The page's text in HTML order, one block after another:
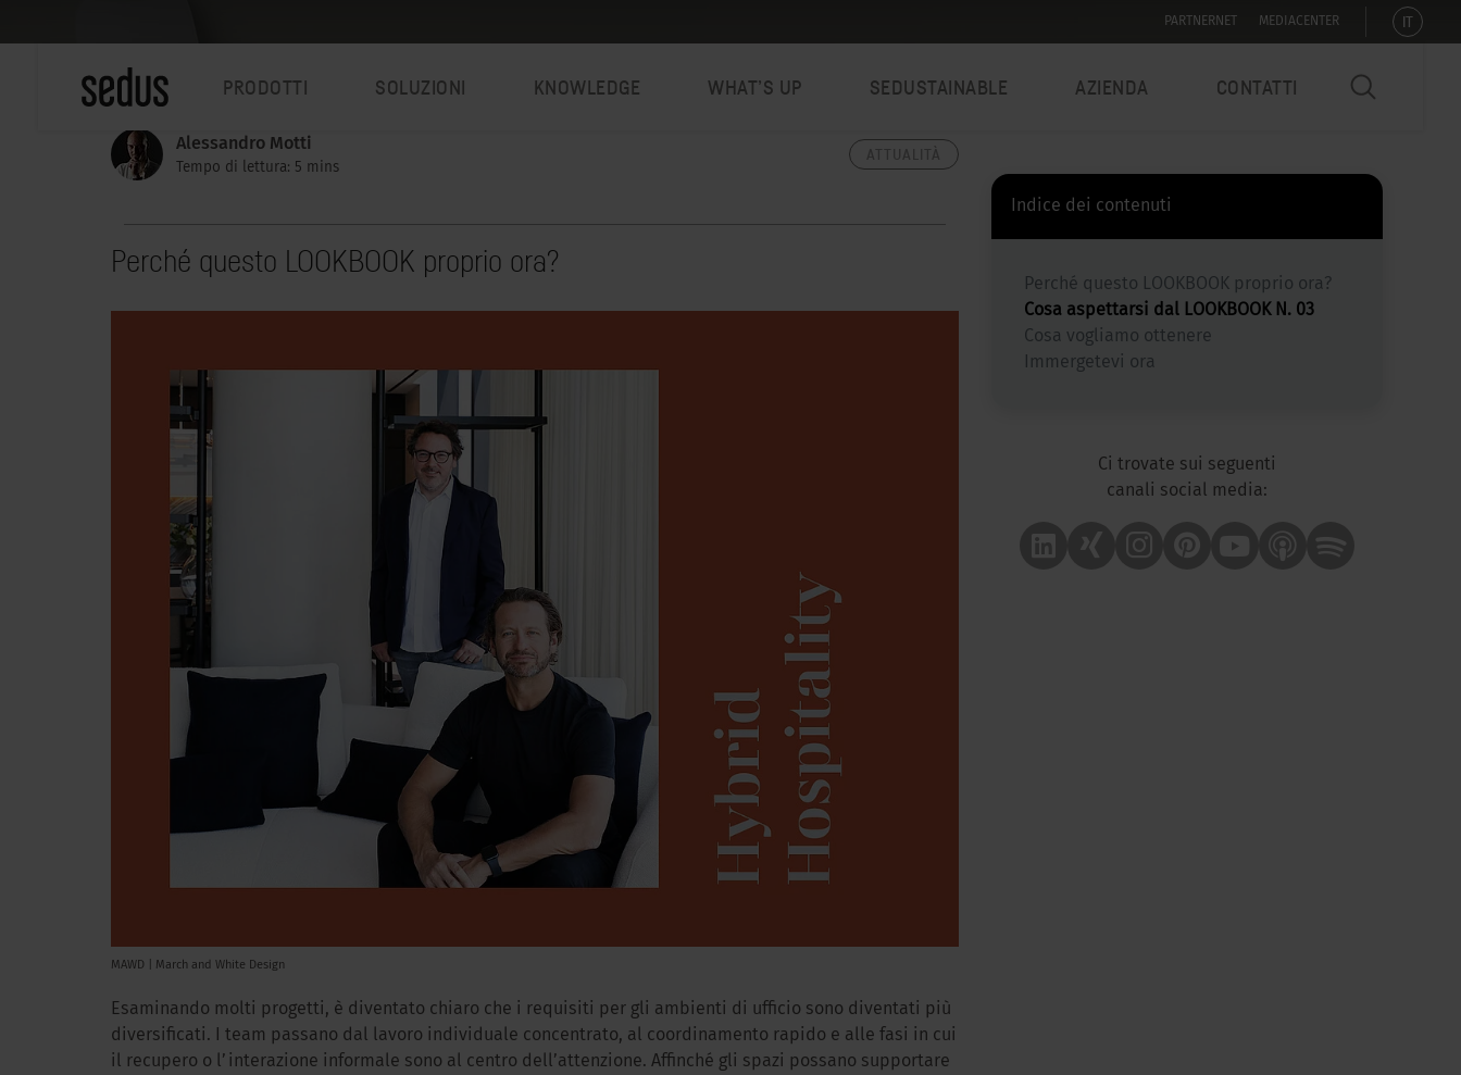
PARTNERNET MEDIACENTER IT
PRODOTTI SOLUZIONI KNOWLEDGE WHAT’S UP SEDUSTAINABLE AZIENDA CONTATTI
Alessandro Motti
Tempo di lettura: 5 mins
Perché questo LOOKBOOK proprio ora?
MAWD | March and White Design
Esaminando molti progetti, è diventato chiaro che i requisiti per gli ambienti di ufficio sono diventati più
diversificati. I team passano dal lavoro individuale concentrato, al coordinamento rapido e alle fasi in cui
il recupero o l’interazione informale sono al centro dell’attenzione. Affinché gli spazi possano supportare
Indice dei contenuti
Perché questo LOOKBOOK proprio ora?
Cosa aspettarsi dal LOOKBOOK N. 03
Cosa vogliamo ottenere
Immergetevi ora
Ci trovate sui seguenti
canali social media: